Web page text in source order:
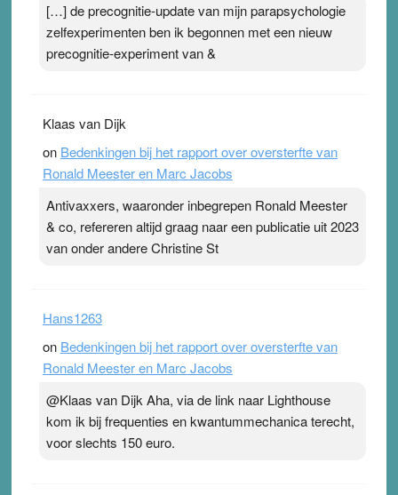
[…] de precognitie-update van mijn parapsychologie
zelfexperimenten ben ik begonnen met een nieuw
precognitie-experiment van &
Klaas van Dijk
on Bedenkingen bij het rapport over oversterfte van
Ronald Meester en Marc Jacobs
Antivaxxers, waaronder inbegrepen Ronald Meester
& co, refereren altijd graag naar een publicatie uit 2023
van onder andere Christine St
Hans1263
on Bedenkingen bij het rapport over oversterfte van
Ronald Meester en Marc Jacobs
@Klaas van Dijk Aha, via de link naar Lighthouse
kom ik bij frequenties en kwantummechanica terecht,
voor slechts 150 euro.